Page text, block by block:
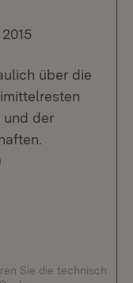
über die
und der
Sie die technisch